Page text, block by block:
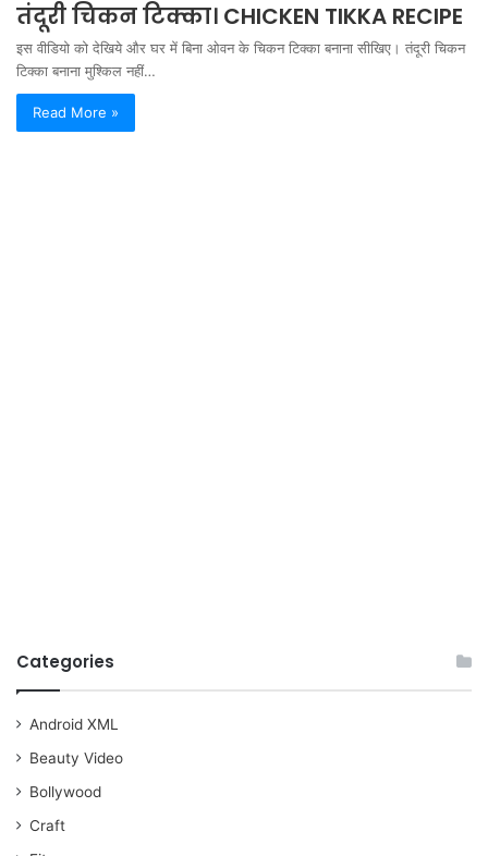
तंदूरी चिकन टिक्का। CHICKEN TIKKA RECIPE
इस वीडियो को देखिये और घर में बिना ओवन के चिकन टिक्का बनाना सीखिए। तंदूरी चिकन
टिक्का बनाना मुश्किल नहीं…
Read More »
Categories
Android XML
Beauty Video
Bollywood
Craft